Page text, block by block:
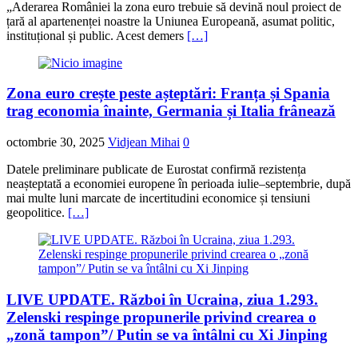
„Aderarea României la zona euro trebuie să devină noul proiect de
țară al apartenenței noastre la Uniunea Europeană, asumat politic,
instituțional și public. Acest demers […]
Zona euro crește peste așteptări: Franța și Spania
trag economia înainte, Germania și Italia frânează
octombrie 30, 2025 Vidjean Mihai 0
Datele preliminare publicate de Eurostat confirmă rezistența
neașteptată a economiei europene în perioada iulie–septembrie, după
mai multe luni marcate de incertitudini economice și tensiuni
geopolitice. […]
LIVE UPDATE. Război în Ucraina, ziua 1.293.
Zelenski respinge propunerile privind crearea o
„zonă tampon”/ Putin se va întâlni cu Xi Jinping